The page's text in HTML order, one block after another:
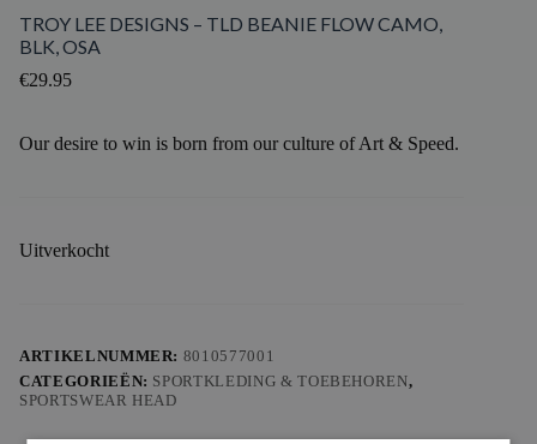
TROY LEE DESIGNS – TLD BEANIE FLOW CAMO,
BLK, OSA
€29.95
Our desire to win is born from our culture of Art & Speed.
Uitverkocht
ARTIKELNUMMER: 8010577001
CATEGORIEËN: SPORTKLEDING & TOEBEHOREN,
SPORTSWEAR HEAD